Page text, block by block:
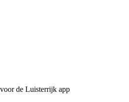
de Luisterrijk app